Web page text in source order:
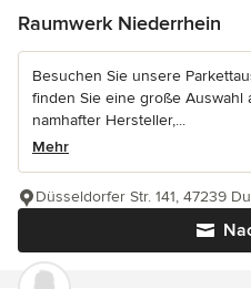
Raumwerk Niederrhein
Besuchen Sie unsere
finden Sie eine große Auswahl
namhafter Hersteller,...
Mehr
Düsseldorfer Str. 141, 47239